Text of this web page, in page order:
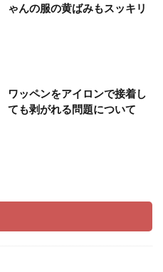
ゃんの服の黄ばみもスッキリ
ワッペンをアイロンで接着し
ても剥がれる問題について